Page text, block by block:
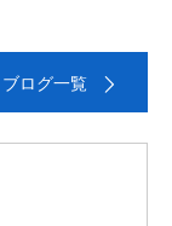
ブログ一覧